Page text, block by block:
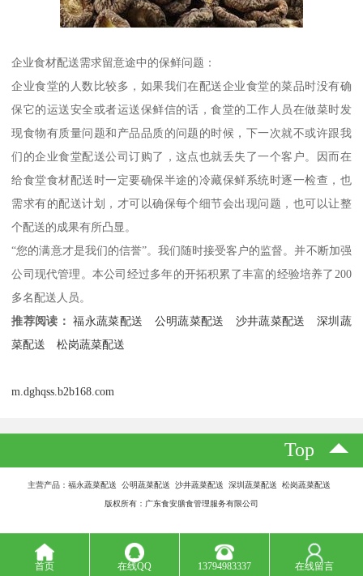
企业食材配送需求留意途中的保鲜问题：
企业食堂的人数比较多，如果我们在配送企业食堂的菜品时没有确
保它的运送安全或者运送保鲜信的话，食堂的工作人员在做菜时发
现食物有质量问题和产品品质的问题的时候，下一次就不或许跟我
们的企业食堂配送公司订购了，这点也就丢失了一个客户。因而在
给食堂食材配送时一定要确保半途的冷藏保鲜系统时逐一检查，也
需求有的配送计划，才可以确保每个细节会出现问题，也可以让整
个配送的成果有所凸显。
“您的满意才是我们的信誉”。我们随时接受客户的监督。并不断加强
公司现代管理。本公司经过多年的开拓积累了丰富的经验培养了200
多名配送人员。
推荐阅读： 福永蔬菜配送 公明蔬菜配送 沙井蔬菜配送
深圳蔬
菜配送
松岗蔬菜配送
m.dghqss.b2b168.com
Top
主营产品：福永蔬菜配送 公明蔬菜配送 沙井蔬菜配送 深圳蔬菜配送 松岗蔬菜配送
版权所有：广东食安膳食管理服务有限公司
首页 在线QQ 13794983337 在线留言